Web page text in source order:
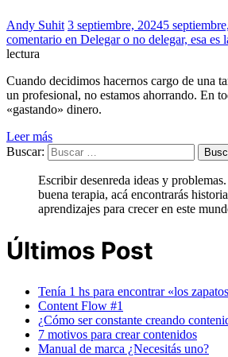
Andy Suhit 3 septiembre, 20245
comentario en Delegar o no delegar, esa es
lectura
Cuando decidimos hacernos cargo de una
un profesional, no estamos ahorrando. En
«gastando» dinero.
Leer más
Buscar:
Escribir desenreda ideas y
buena terapia, acá encontrarás
aprendizajes para crecer en este
Últimos Post
Tenía 1 hs para encontrar «los
Content Flow #1
¿Cómo ser constante creando
7 motivos para crear contenidos
Manual de marca ¿Necesitás uno?